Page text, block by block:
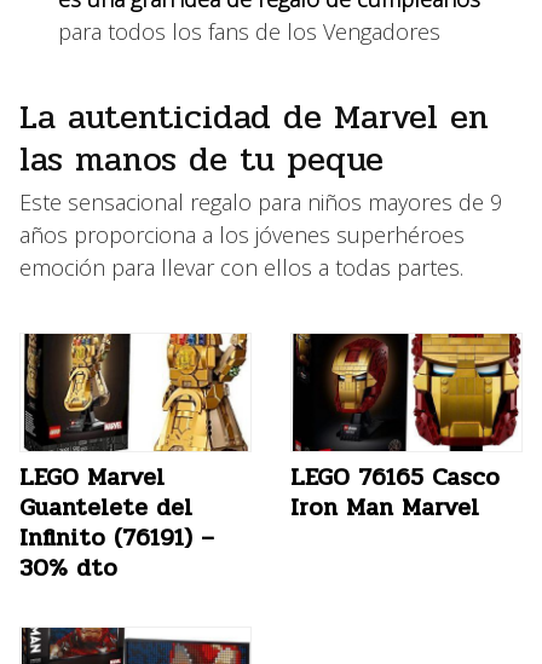
para todos los fans de los Vengadores
La autenticidad de Marvel en
las manos de tu peque
Este sensacional regalo para niños mayores de 9
años proporciona a los jóvenes superhéroes
emoción para llevar con ellos a todas partes.
LEGO Marvel
Guantelete del
Infinito (76191) –
30% dto
LEGO 76165 Casco
Iron Man Marvel